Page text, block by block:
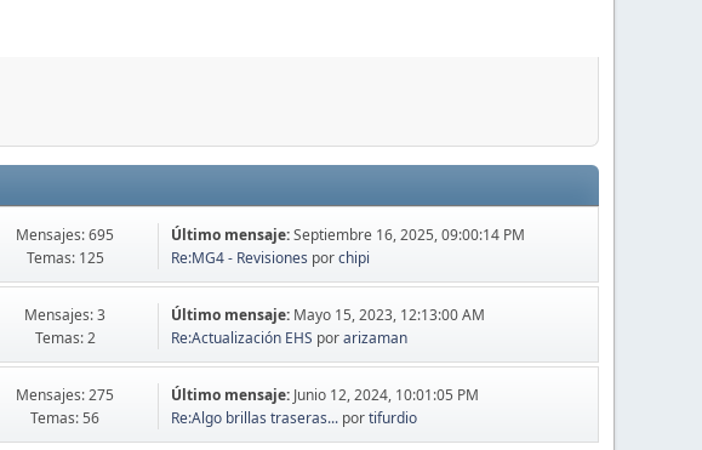
Mensajes: 695
Temas: 125
Último mensaje:Septiembre 16, 2025, 09:00:14 PM
Re:MG4 - Revisiones porchipi
Mensajes: 3
Temas: 2
Último mensaje: Mayo 15, 2023, 12:13:00 AM
Re:Actualización EHS porarizaman
Mensajes: 275
Temas: 56
Último mensaje: Junio 12, 2024, 10:01:05 PM
Re:Algo brillas traseras... portifurdio